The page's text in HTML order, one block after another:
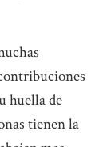
huella de
tienen la